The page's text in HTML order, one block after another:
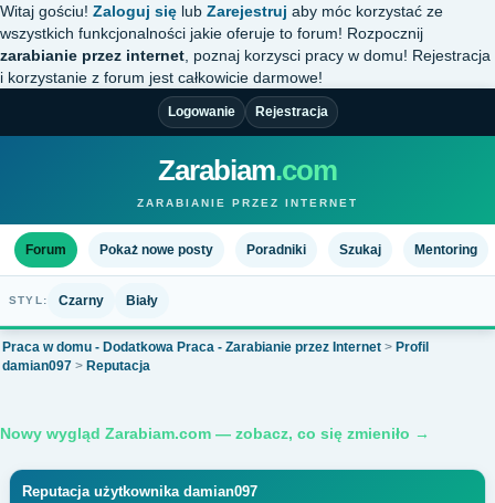
Witaj gościu! Zaloguj się lub Zarejestruj aby móc korzystać ze
wszystkich funkcjonalności jakie oferuje to forum! Rozpocznij
zarabianie przez internet , poznaj korzysci pracy w domu! Rejestracja
i korzystanie z forum jest całkowicie darmowe!
Logowanie Rejestracja
Zarabiam.com
ZARABIANIE PRZEZ INTERNET
Forum Pokaż nowe posty Poradniki Szukaj Mentoring
STYL: Czarny Biały
Praca w domu - Dodatkowa Praca - Zarabianie przez Internet > Profil
damian097 > Reputacja
Nowy wygląd Zarabiam.com — zobacz, co się zmieniło →
Reputacja użytkownika damian097